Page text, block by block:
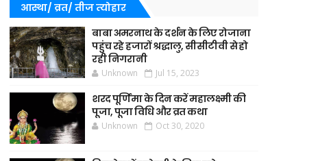
आस्था/ व्रत/ तीज त्‍योहार
बाबा अमरनाथ के दर्शन के लिए रोजाना
पहुंच रहे हजारों श्रद्धालु, सीसीटीवी से हो
रही निगरानी
Unknown Jul 15, 2023
शरद पूर्णिमा के दिन करें महालक्ष्मी की
पूजा, पूजा विधि और व्रत कथा
Unknown Oct 30, 2020